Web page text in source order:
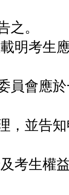
。
明考生
會應於
並告知
考生權